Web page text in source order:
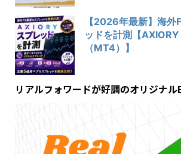
【2026年最新】海外
ッドを計測【
（MT4）】
リアルフォワードが好調のオリジナル